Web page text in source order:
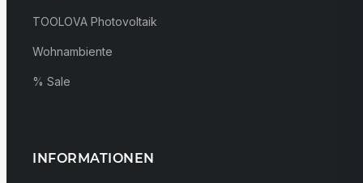
TOOLOVA Photovoltaik
Wohnambiente
% Sale
INFORMATIONEN